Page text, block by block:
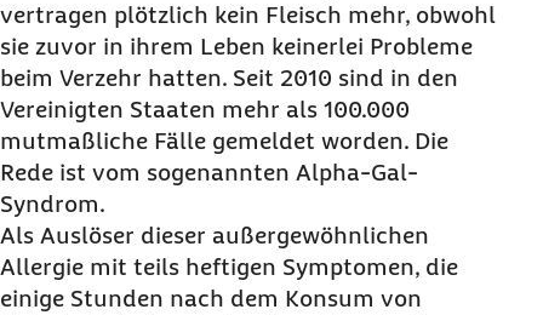
Alpha-Gal-Syndrom – Symptome der
Fleischallergie
Kann das Alpha-Gal-Syndrom behandelt
werden?
Das Alpha-Gal-Syndrom – Fleischallergie auch
in Deutschland?
Häufige Fragen und Antworten zur
Fleischallergie
vertragen plötzlich kein Fleisch mehr, obwohl
sie zuvor in ihrem Leben keinerlei Probleme
beim Verzehr hatten. Seit 2010 sind in den
Vereinigten Staaten mehr als 100.000
mutmaßliche Fälle gemeldet worden. Die
Rede ist vom sogenannten Alpha-Gal-
Syndrom.
Als Auslöser dieser außergewöhnlichen
Allergie mit teils heftigen Symptomen, die
einige Stunden nach dem Konsum von